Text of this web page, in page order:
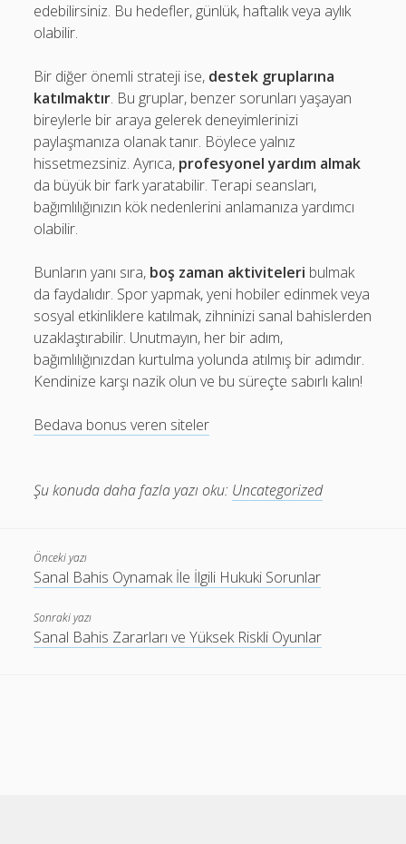
edebilirsiniz. Bu hedefler, günlük, haftalık veya aylık
olabilir.
Bir diğer önemli strateji ise, destek gruplarına
katılmaktır. Bu gruplar, benzer sorunları yaşayan
bireylerle bir araya gelerek deneyimlerinizi
paylaşmanıza olanak tanır. Böylece yalnız
hissetmezsiniz. Ayrıca, profesyonel yardım almak
da büyük bir fark yaratabilir. Terapi seansları,
bağımlılığınızın kök nedenlerini anlamanıza yardımcı
olabilir.
Bunların yanı sıra, boş zaman aktiviteleri bulmak
da faydalıdır. Spor yapmak, yeni hobiler edinmek veya
sosyal etkinliklere katılmak, zihninizi sanal bahislerden
uzaklaştırabilir. Unutmayın, her bir adım,
bağımlılığınızdan kurtulma yolunda atılmış bir adımdır.
Kendinize karşı nazik olun ve bu süreçte sabırlı kalın!
Bedava bonus veren siteler
Şu konuda daha fazla yazı oku: Uncategorized
Önceki yazı
Sanal Bahis Oynamak İle İlgili Hukuki Sorunlar
Sonraki yazı
Sanal Bahis Zararları ve Yüksek Riskli Oyunlar